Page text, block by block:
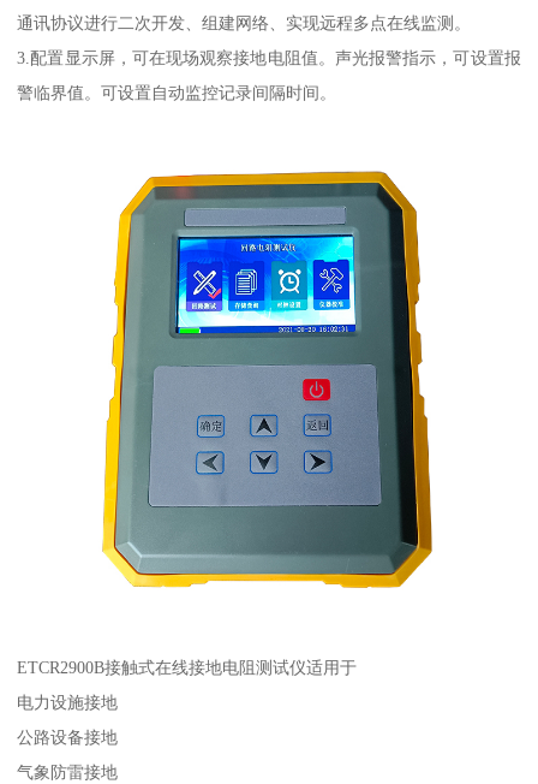
通讯协议进行二次开发、组建网络、实现远程多点在线监测。
3.配置显示屏，可在现场观察接地电阻值。声光报警指示，可设置报
警临界值。可设置自动监控记录间隔时间。
ETCR2900B接触式在线接地电阻测试仪适用于
电力设施接地
公路设备接地
气象防雷接地